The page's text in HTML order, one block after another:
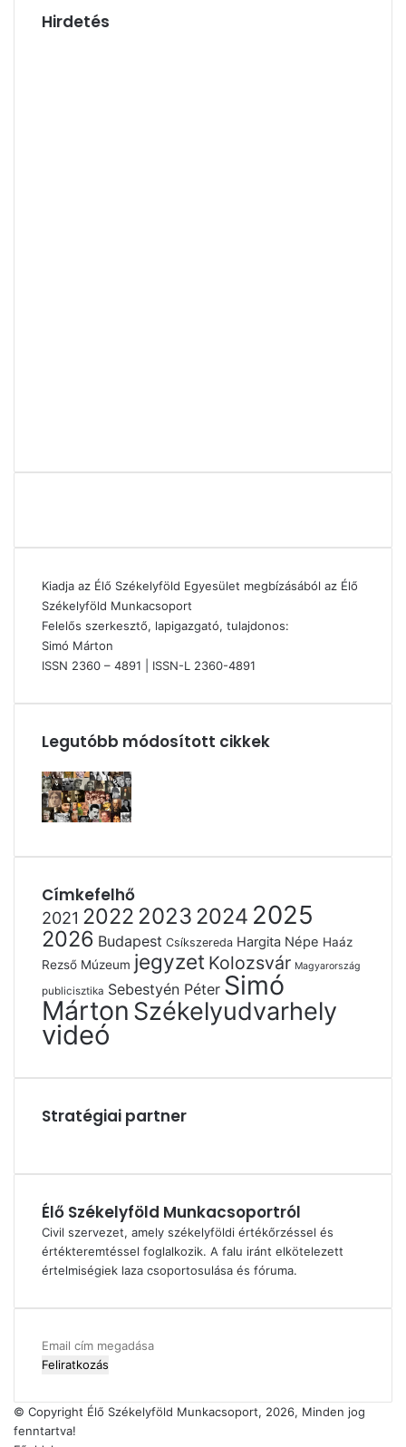
Hirdetés
Kiadja az Élő Székelyföld Egyesület megbízásából az Élő
Székelyföld Munkacsoport
Felelős szerkesztő, lapigazgató, tulajdonos:
Simó Márton
ISSN 2360 – 4891 | ISSN-L 2360-4891
Legutóbb módosított cikkek
Címkefelhő
2021 2022 2023 2024 2025
2026 Budapest Csíkszereda Hargita Népe Haáz
Rezső Múzeum jegyzet Kolozsvár Magyarország
publicisztika Sebestyén Péter Simó
Márton Székelyudvarhely
videó
Stratégiai partner
Élő Székelyföld Munkacsoportról
Civil szervezet, amely székelyföldi értékőrzéssel és
értékteremtéssel foglalkozik. A falu iránt elkötelezett
értelmiségiek laza csoportosulása és fóruma.
Email
cím
© Copyright Élő Székelyföld Munkacsoport, 2026, Minden jog
fenntartva!